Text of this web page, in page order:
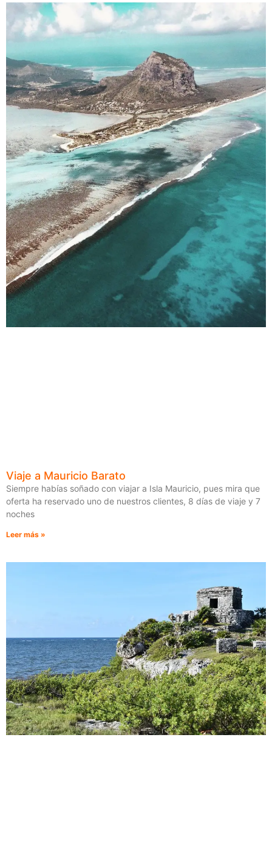
Viaje a Mauricio Barato
Siempre habías soñado con viajar a Isla Mauricio, pues mira que
oferta ha reservado uno de nuestros clientes, 8 días de viaje y 7
noches
Leer más »